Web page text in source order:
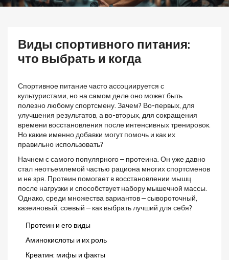
Виды спортивного питания:
что выбрать и когда
Спортивное питание часто ассоциируется с
культуристами, но на самом деле оно может быть
полезно любому спортсмену. Зачем? Во-первых, для
улучшения результатов, а во-вторых, для сокращения
времени восстановления после интенсивных тренировок.
Но какие именно добавки могут помочь и как их
правильно использовать?
Начнем с самого популярного – протеина. Он уже давно
стал неотъемлемой частью рациона многих спортсменов
и не зря. Протеин помогает в восстановлении мышц
после нагрузки и способствует набору мышечной массы.
Однако, среди множества вариантов – сывороточный,
казеиновый, соевый – как выбрать лучший для себя?
Протеин и его виды
Аминокислоты и их роль
Креатин: мифы и факты